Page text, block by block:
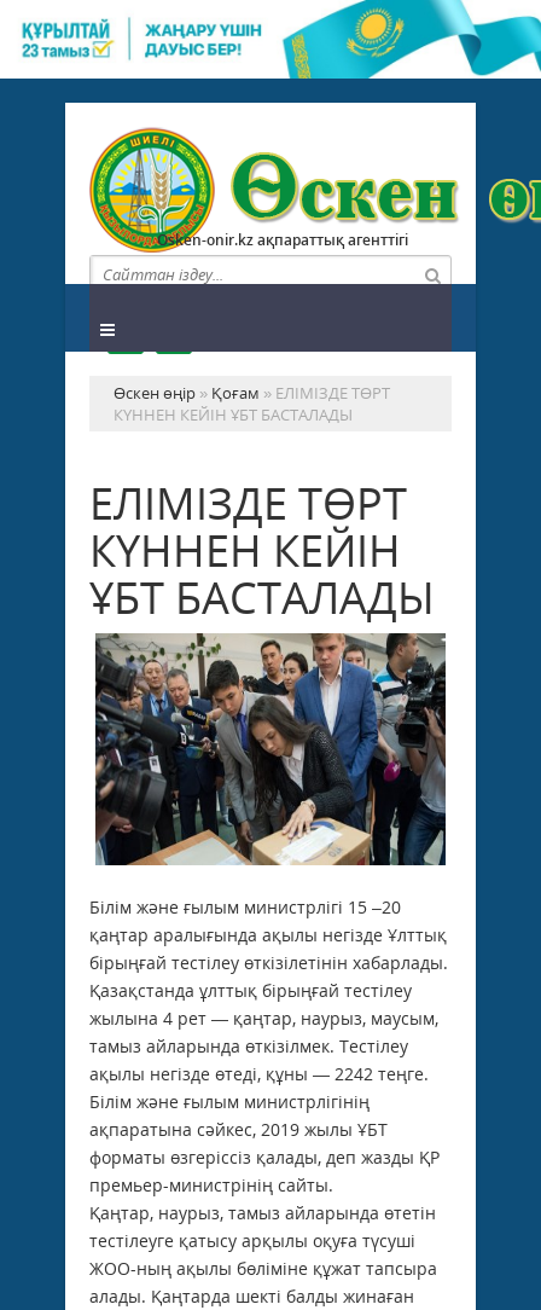
Osken-onir.kz ақпараттық агенттігі
Өскен өңір » Қоғам » ЕЛІМІЗДЕ ТӨРТ
КҮННЕН КЕЙІН ҰБТ БАСТАЛАДЫ
ЕЛІМІЗДЕ ТӨРТ
КҮННЕН КЕЙІН
ҰБТ БАСТАЛАДЫ
Білім және ғылым министрлігі 15 –20
қаңтар аралығында ақылы негізде Ұлттық
бірыңғай тестілеу өткізілетінін хабарлады.
Қазақстанда ұлттық бірыңғай тестілеу
жылына 4 рет — қаңтар, наурыз, маусым,
тамыз айларында өткізілмек. Тестілеу
ақылы негізде өтеді, құны — 2242 теңге.
Білім және ғылым министрлігінің
ақпаратына сәйкес, 2019 жылы ҰБТ
форматы өзгеріссіз қалады, деп жазды ҚР
премьер-министрінің сайты.
Қаңтар, наурыз, тамыз айларында өтетін
тестілеуге қатысу арқылы оқуға түсуші
ЖОО-ның ақылы бөліміне құжат тапсыра
алады. Қаңтарда шекті балды жинаған